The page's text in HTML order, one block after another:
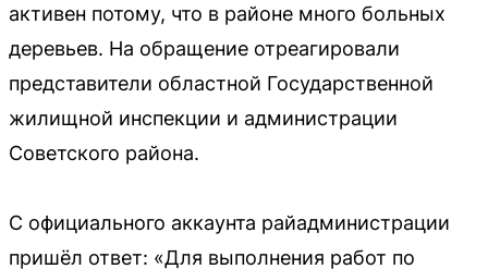
активен потому, что в районе много больных
деревьев. На обращение отреагировали
представители областной Государственной
жилищной инспекции и администрации
Советского района.
С официального аккаунта райадминистрации
пришёл ответ: «Для выполнения работ по